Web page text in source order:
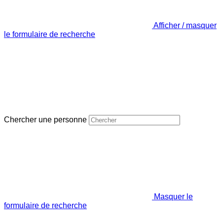
Afficher / masquer
le formulaire de recherche
Chercher une personne
Masquer le
formulaire de recherche